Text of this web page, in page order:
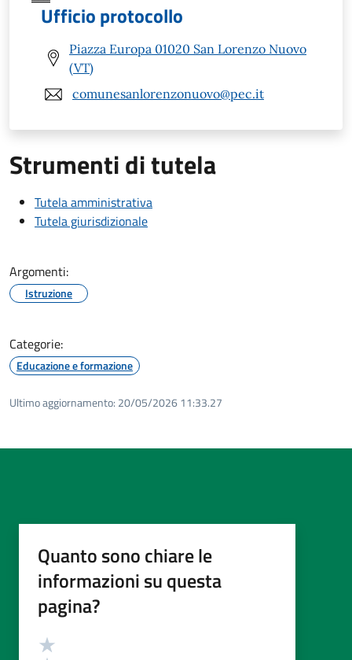
Ufficio protocollo
Piazza Europa 01020 San Lorenzo Nuovo
(VT)
comunesanlorenzonuovo@pec.it
Strumenti di tutela
Tutela amministrativa
Tutela giurisdizionale
Argomenti:
Istruzione
Categorie:
Educazione e formazione
Ultimo aggiornamento: 20/05/2026 11:33.27
Quanto sono chiare le
informazioni su questa
pagina?
Valutazione